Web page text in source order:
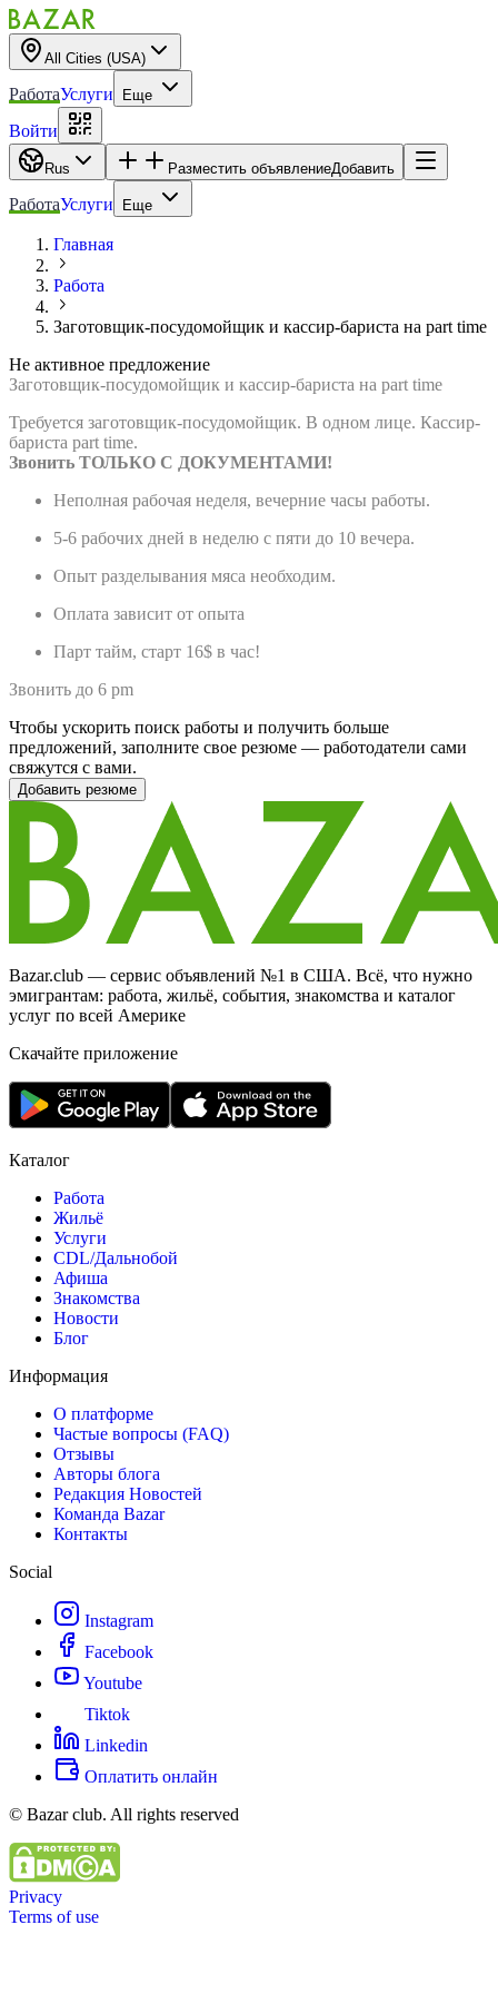
All Cities (USA)
РаботаУслуги Еще
Войти
Rus Разместить объявлениеДобавить
РаботаУслуги Еще
Главная
Работа
Заготовщик-посудомойщик и кассир-бариста на part time
Не активное предложение
Заготовщик-посудомойщик и кассир-бариста на part time
Требуется заготовщик-посудомойщик. В одном лице. Кассир-
бариста part time.
Звонить ТОЛЬКО С ДОКУМЕНТАМИ!
Неполная рабочая неделя, вечерние часы работы.
5-6 рабочих дней в неделю с пяти до 10 вечера.
Опыт разделывания мяса необходим.
Оплата зависит от опыта
Парт тайм, старт 16$ в час!
Звонить до 6 pm
Чтобы ускорить поиск работы и получить больше
предложений, заполните свое резюме — работодатели сами
свяжутся с вами.
Добавить резюме
Bazar.club — сервис объявлений №1 в США. Всё, что нужно
эмигрантам: работа, жильё, события, знакомства и каталог
услуг по всей Америке
Скачайте приложение
Каталог
Работа
Жильё
Услуги
CDL/Дальнобой
Афиша
Знакомства
Новости
Блог
Информация
О платформе
Частые вопросы (FAQ)
Отзывы
Авторы блога
Редакция Новостей
Команда Bazar
Контакты
Social
Instagram
Facebook
Youtube
Tiktok
Linkedin
Оплатить онлайн
© Bazar club. All rights reserved
Privacy
Terms of use